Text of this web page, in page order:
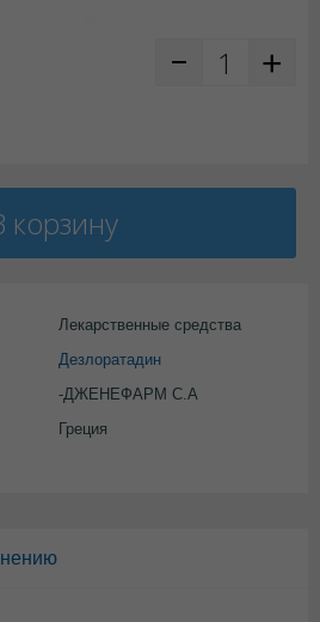
корзину
Лекарственные средства
Дезлоратадин
-ДЖЕНЕФАРМ С.А
Греция